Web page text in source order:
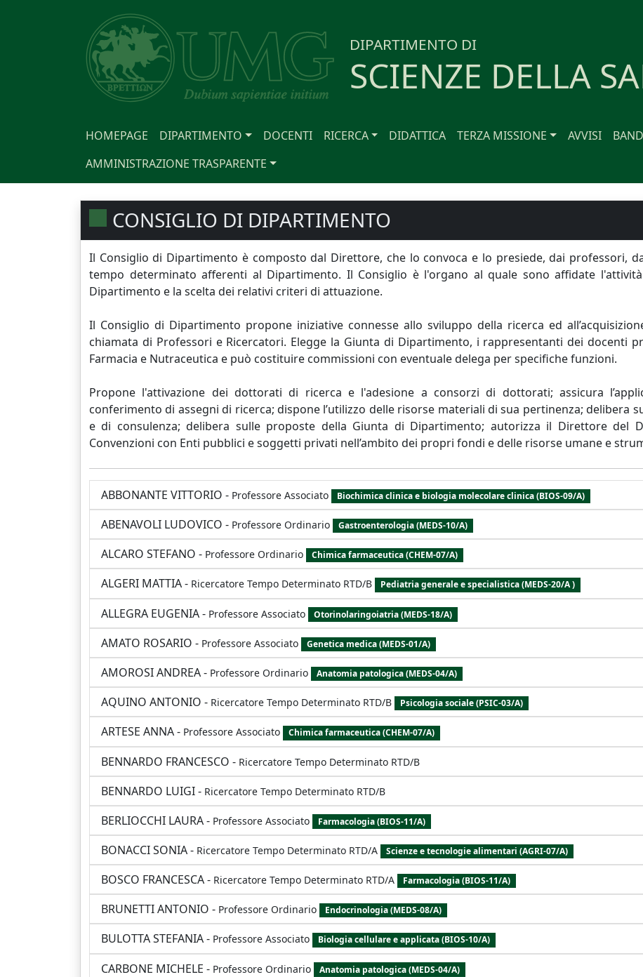
DIPARTIMENTO DI
SCIENZE DELLA
HOMEPAGE DIPARTIMENTO DOCENTI RICERCA DIDATTICA TERZA MISSIONE AVVISI
AMMINISTRAZIONE TRASPARENTE
CONSIGLIO DI DIPARTIMENTO
Il Consiglio di Dipartimento è composto dal Direttore, che lo convoca e lo presiede, dai professori,
tempo determinato afferenti al Dipartimento. Il Consiglio è l'organo al quale sono affidate
Dipartimento e la scelta dei relativi criteri di attuazione.
Il Consiglio di Dipartimento propone iniziative connesse allo sviluppo della ricerca ed
chiamata di Professori e Ricercatori. Elegge la Giunta di Dipartimento, i rappresentanti dei docenti
Farmacia e Nutraceutica e può costituire commissioni con eventuale delega per specifiche funzioni.
Propone l'attivazione dei dottorati di ricerca e l'adesione a consorzi di dottorati; assicura
conferimento di assegni di ricerca; dispone l’utilizzo delle risorse materiali di sua pertinenza; delibera
e di consulenza; delibera sulle proposte della Giunta di Dipartimento; autorizza il Direttore del
Convenzioni con Enti pubblici e soggetti privati nell’ambito dei propri fondi e delle risorse umane e
ABBONANTE VITTORIO - Professore Associato Biochimica clinica e biologia molecolare clinica (BIOS-09/A)
ABENAVOLI LUDOVICO - Professore Ordinario Gastroenterologia (MEDS-10/A)
ALCARO STEFANO - Professore Ordinario Chimica farmaceutica (CHEM-07/A)
ALGERI MATTIA- Ricercatore Tempo Determinato RTD/B Pediatria generale e specialistica (MEDS-20/A )
ALLEGRA EUGENIA- Professore Associato Otorinolaringoiatria (MEDS-18/A)
AMATO ROSARIO - Professore Associato Genetica medica (MEDS-01/A)
AMOROSI ANDREA- Professore Ordinario Anatomia patologica (MEDS-04/A)
AQUINO ANTONIO - Ricercatore Tempo Determinato RTD/B Psicologia sociale (PSIC-03/A)
ARTESE ANNA- Professore Associato Chimica farmaceutica (CHEM-07/A)
BENNARDO FRANCESCO - Ricercatore Tempo Determinato RTD/B
BENNARDO LUIGI- Ricercatore Tempo Determinato RTD/B
BERLIOCCHI LAURA- Professore Associato Farmacologia (BIOS-11/A)
BONACCI SONIA- Ricercatore Tempo Determinato RTD/A Scienze e tecnologie alimentari (AGRI-07/A)
BOSCO FRANCESCA- Ricercatore Tempo Determinato RTD/A Farmacologia (BIOS-11/A)
BRUNETTI ANTONIO - Professore Ordinario Endocrinologia (MEDS-08/A)
BULOTTA STEFANIA- Professore Associato Biologia cellulare e applicata (BIOS-10/A)
CARBONE MICHELE - Professore Ordinario Anatomia patologica (MEDS-04/A)